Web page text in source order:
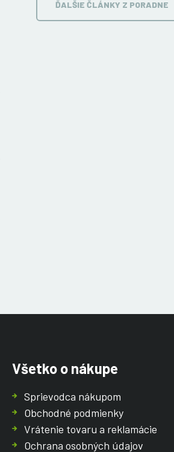
ĎALŠIE ČLÁNKY Z PORADNE
Všetko o nákupe
Sprievodca nákupom
Obchodné podmienky
Vrátenie tovaru a reklamácie
Ochrana osobných údajov